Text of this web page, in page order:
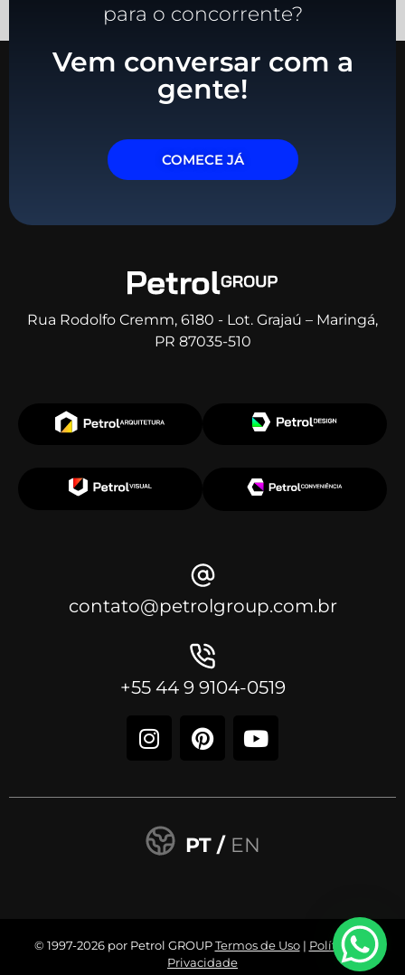
para o concorrente?
Vem conversar com a
gente!
COMECE JÁ
Rua Rodolfo Cremm, 6180 - Lot. Grajaú – Maringá,
PR 87035-510
contato@petrolgroup.com.br
+55 44 9 9104-0519
PT / EN
© 1997-2026 por Petrol GROUPTermos de Uso| Política de
Privacidade